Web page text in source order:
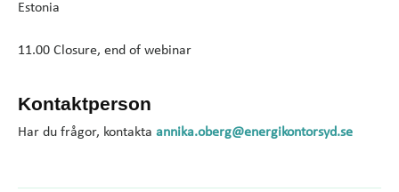
Estonia
11.00 Closure, end of webinar
Kontaktperson
Har du frågor, kontakta annika.oberg@energikontorsyd.se